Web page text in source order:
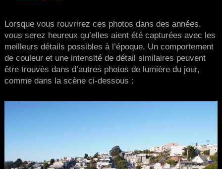
Lorsque vous rouvrirez ces photos dans des années,
vous serez heureux qu’elles aient été capturées avec les
meilleurs détails possibles à l’époque. Un comportement
de couleur et une intensité de détail similaires peuvent
être trouvés dans d’autres photos de lumière du jour,
comme dans la scène ci-dessous :